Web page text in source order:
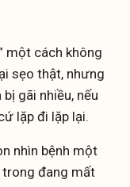
một cách không
sẹo thật, nhưng
gãi nhiều, nếu
lặp đi lặp lại.
nhìn bệnh một
trong đang mất